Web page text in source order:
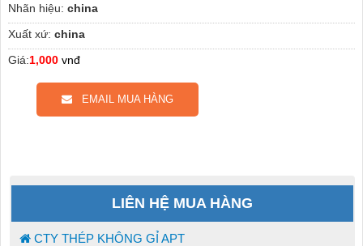
Nhãn hiệu: china
Xuất xứ: china
Giá:1,000 vnđ
EMAIL MUA HÀNG
LIÊN HỆ MUA HÀNG
CTY THÉP KHÔNG GỈ APT